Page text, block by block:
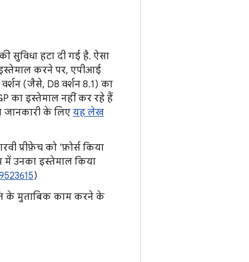
हटा दी गई है. ऐसा
करने पर, एपीआई
(जैसे, D8 वर्शन 8.1) का
का इस्तेमाल नहीं कर रहे हैं
जानकारी के लिए यह लेख
प्रीफ़ेच को 'फ़ोर्स किया
उनका इस्तेमाल किया
)
के मुताबिक काम करने के